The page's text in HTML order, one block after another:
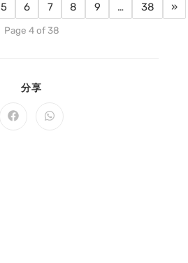
5 6 7 8 9 … 38 »
Page 4 of 38
分享
CONTENT
Opens
Opens